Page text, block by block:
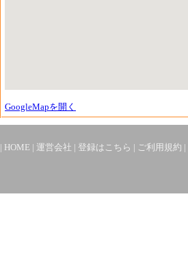
GoogleMapを開く
| HOME | 運営会社 | 登録はこちら | ご利用規約 |